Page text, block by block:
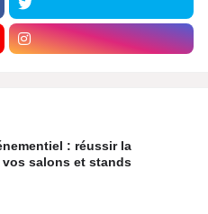
: réussir la
salons et stands